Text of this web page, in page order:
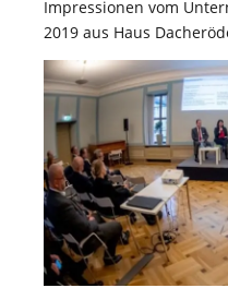
Impressionen vom
2019 aus Haus